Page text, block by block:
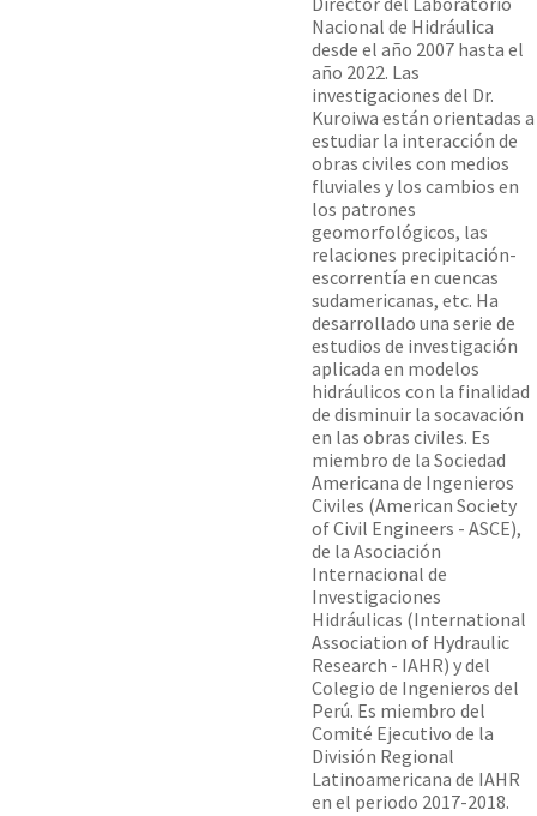
Nacional de Hidráulica
desde el año 2007 hasta el
año 2022. Las
investigaciones del Dr.
Kuroiwa están orientadas a
estudiar la interacción de
obras civiles con medios
fluviales y los cambios en
los patrones
geomorfológicos, las
relaciones precipitación-
escorrentía en cuencas
sudamericanas, etc. Ha
desarrollado una serie de
estudios de investigación
aplicada en modelos
hidráulicos con la finalidad
de disminuir la socavación
en las obras civiles. Es
miembro de la Sociedad
Americana de Ingenieros
Civiles (American Society
of Civil Engineers - ASCE),
de la Asociación
Internacional de
Investigaciones
Hidráulicas (International
Association of Hydraulic
Research - IAHR) y del
Colegio de Ingenieros del
Perú. Es miembro del
Comité Ejecutivo de la
División Regional
Latinoamericana de IAHR
en el periodo 2017-2018.